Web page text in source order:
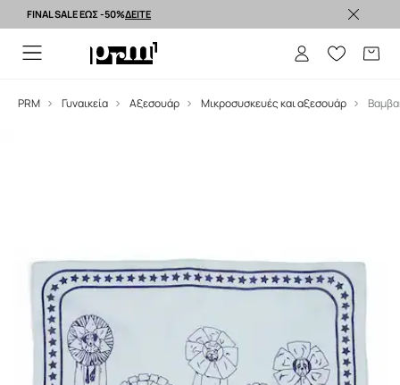
FINAL SALE ΕΩΣ -50%ΔΕΙΤΕ
PRM Γυναικεία Αξεσουάρ Μικροσυσκευές και αξεσουάρ